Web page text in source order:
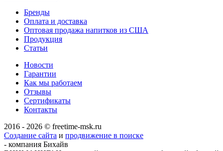
Бренды
Оплата и доставка
Оптовая продажа напитков из США
Продукция
Статьи
Новости
Гарантии
Как мы работаем
Отзывы
Сертификаты
Контакты
2016 - 2026 © freetime-msk.ru
Создание сайта и продвижение в поиске
- компания Бихайв